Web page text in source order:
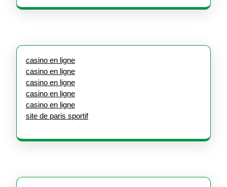
casino en ligne
casino en ligne
casino en ligne
casino en ligne
casino en ligne
site de paris sportif